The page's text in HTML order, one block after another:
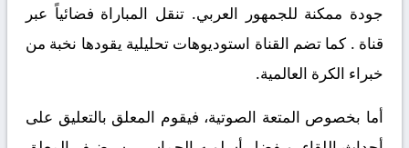
جودة ممكنة للجمهور العربي. تنقل المباراة فضائياً عبر
قناة . كما تضم القناة استوديوهات تحليلية يقودها نخبة من
خبراء الكرة العالمية.
أما بخصوص المتعة الصوتية، فيقوم المعلق بالتعليق على